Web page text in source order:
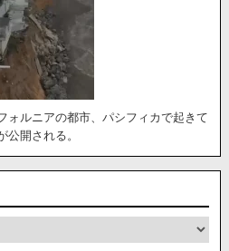
ォルニアの都市、パシフィカで起きて
公開される。